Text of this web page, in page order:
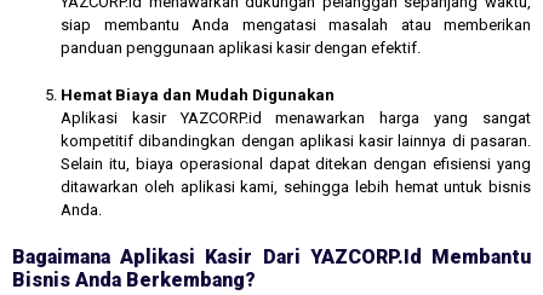
siap membantu Anda mengatasi masalah atau memberikan
panduan penggunaan aplikasi kasir dengan efektif.
Hemat Biaya dan Mudah Digunakan
Aplikasi kasir YAZCORP.id menawarkan harga yang sangat
kompetitif dibandingkan dengan aplikasi kasir lainnya di pasaran.
Selain itu, biaya operasional dapat ditekan dengan efisiensi yang
ditawarkan oleh aplikasi kami, sehingga lebih hemat untuk bisnis
Anda.
Bagaimana Aplikasi Kasir Dari YAZCORP.id Membantu
Bisnis Anda Berkembang?